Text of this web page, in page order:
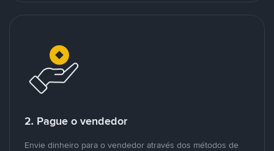
2. Pague o vendedor
Envie dinheiro para o vendedor através dos métodos de